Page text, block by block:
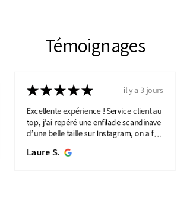
Témoignages
★★★★★
il y a 3 jours
Excellente expérience ! Service client au
top, j’ai repéré une enfilade scandinave
d’une belle taille sur Instagram, on a fait
plus...MONTRE PLUS
Laure S.